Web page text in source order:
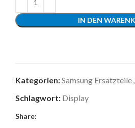
IN DEN
Kategorien:Samsung Ersatzteile
Schlagwort: Display
Share: